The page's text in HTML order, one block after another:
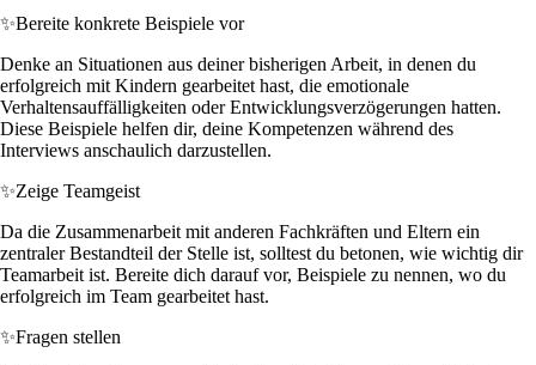
✨Bereite konkrete Beispiele vor
Denke an Situationen aus deiner bisherigen Arbeit, in denen du
erfolgreich mit Kindern gearbeitet hast, die emotionale
Verhaltensauffälligkeiten oder Entwicklungsverzögerungen hatten.
Diese Beispiele helfen dir, deine Kompetenzen während des
Interviews anschaulich darzustellen.
✨Zeige Teamgeist
Da die Zusammenarbeit mit anderen Fachkräften und Eltern ein
zentraler Bestandteil der Stelle ist, solltest du betonen, wie wichtig dir
Teamarbeit ist. Bereite dich darauf vor, Beispiele zu nennen, wo du
erfolgreich im Team gearbeitet hast.
✨Fragen stellen